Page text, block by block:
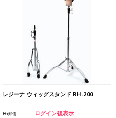
レジーナ ウィッグスタンド RH-200
BG卸価 ログイン後表示